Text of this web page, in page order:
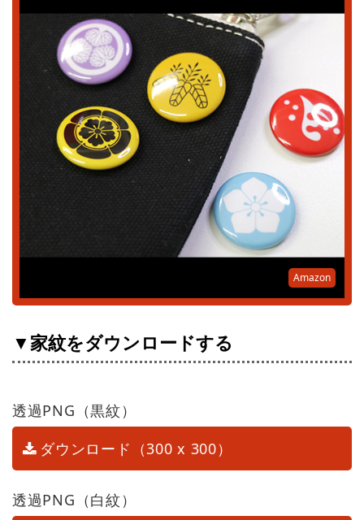
Amazon
▼家紋をダウンロードする
透過PNG（黒紋）
ダウンロード（300 x 300）
透過PNG（白紋）